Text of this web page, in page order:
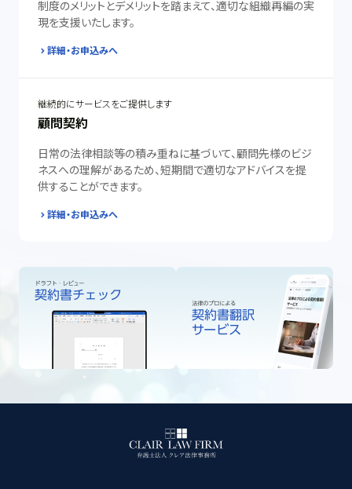
制度のメリットとデメリットを踏まえて、適切な組織再編の実
現を支援いたします。
詳細・お申込みへ
継続的にサービスをご提供します
顧問契約
日常の法律相談等の積み重ねに基づいて、顧問先様のビジ
ネスへの理解があるため、短期間で適切なアドバイスを提
供することができます。
詳細・お申込みへ